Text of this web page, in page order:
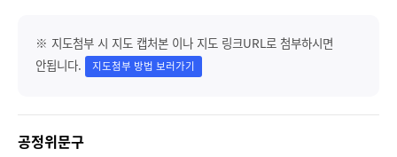
※ 지도첨부 시 지도 캡처본 이나 지도 링크URL로 첨부하시면
안됩니다.
지도첨부 방법 보러가기
공정위문구